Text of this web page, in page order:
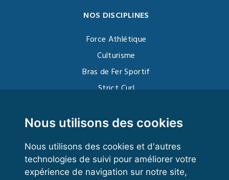
Nous utilisons des cookies
Nous utilisons des cookies et d'autres
technologies de suivi pour améliorer votre
expérience de navigation sur notre site,
NOS DISCIPLINES
Force Athlétique
Culturisme
Bras de Fer Sportif
Strict Curl
Kettlebell
VOS ESPACES